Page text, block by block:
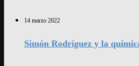
14 marzo 2022
Simón Rodríguez y la